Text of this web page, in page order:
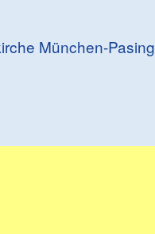
München-Pasing